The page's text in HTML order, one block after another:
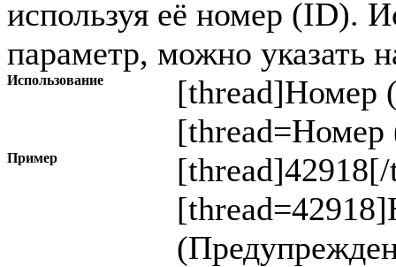
используя её номер (ID).
параметр, можно указать
Использование [thread]Номер
[thread=Номер
Пример